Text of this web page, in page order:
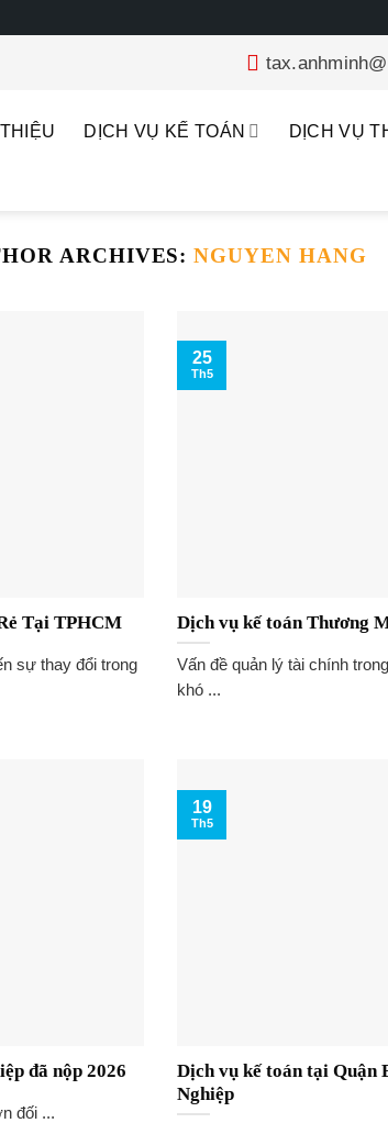
DỊCH VỤ KẾ TOÁN DỊCH VỤ
ARCHIVES:NGUYEN HANG
Tại TPHCM
sự thay đổi trong
Dịch vụ kế toán Thương
Vấn đề quản lý tài chính
khó ...
25
Th5
đã nộp 2026
đối ...
Dịch vụ kế toán tại Quận
Nghiệp
19
Th5